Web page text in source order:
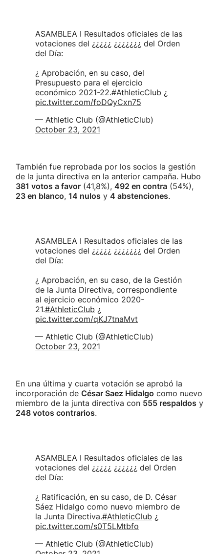
ASAMBLEA I Resultados oficiales de las
votaciones del ¿¿¿¿¿ ¿¿¿¿¿¿¿ del Orden
del Día:
¿ Aprobación, en su caso, del
Presupuesto para el ejercicio
económico 2021-22.#AthleticClub ¿
pic.twitter.com/foDQyCxn75
— Athletic Club (@AthleticClub)
October 23, 2021
También fue reprobada por los socios la gestión
de la junta directiva en la anterior campaña. Hubo
381 votos a favor (41,8%), 492 en contra (54%),
23 en blanco, 14 nulos y 4 abstenciones.
ASAMBLEA I Resultados oficiales de las
votaciones del ¿¿¿¿¿ ¿¿¿¿¿¿¿ del Orden
del Día:
¿ Aprobación, en su caso, de la Gestión
de la Junta Directiva, correspondiente
al ejercicio económico 2020-
21.#AthleticClub ¿
pic.twitter.com/qKJ7tnaMvt
— Athletic Club (@AthleticClub)
October 23, 2021
En una última y cuarta votación se aprobó la
incorporación de César Saez Hidalgo como nuevo
miembro de la junta directiva con 555 respaldos y
248 votos contrarios.
ASAMBLEA I Resultados oficiales de las
votaciones del ¿¿¿¿¿ ¿¿¿¿¿¿ del Orden
del Día:
¿ Ratificación, en su caso, de D. César
Sáez Hidalgo como nuevo miembro de
la Junta Directiva.#AthleticClub ¿
pic.twitter.com/s0T5LMtbfo
— Athletic Club (@AthleticClub)